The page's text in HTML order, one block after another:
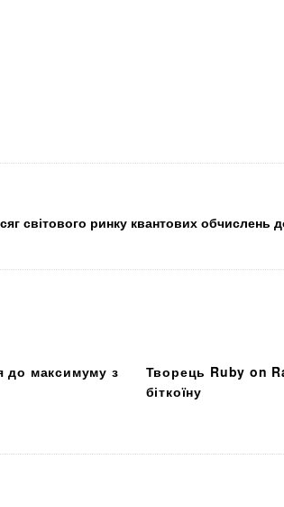
світового ринку квантових обчислень
до максимуму з
Творець Ruby on
біткоїну